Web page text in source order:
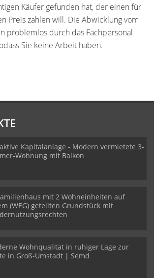
Käufer gefunden hat, der einen für
Preis zahlen will. Die Abwicklung vom
problemlos durch das Fachpersonal
Sie keine Arbeit haben.
Kapitalanlage - Modern vermietete 3-
Wohnung mit Balkon
mit 2 Wohneinheiten auf
(WEG) geteilten Grundstück mit
Wohnqualität in ruhiger Lage zur
in Groß-Umstadt | Semd